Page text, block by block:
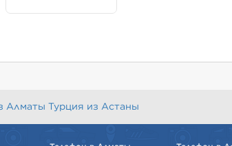
Алматы Турция из Астаны